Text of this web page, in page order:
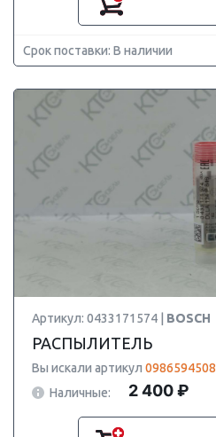
Срок поставки: В наличии
Артикул: 0433171574 | BOSCH
РАСПЫЛИТЕЛЬ
Вы искали артикул 0986594508
Наличные:
2 400 ₽